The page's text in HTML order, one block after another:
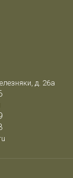
д. 26а